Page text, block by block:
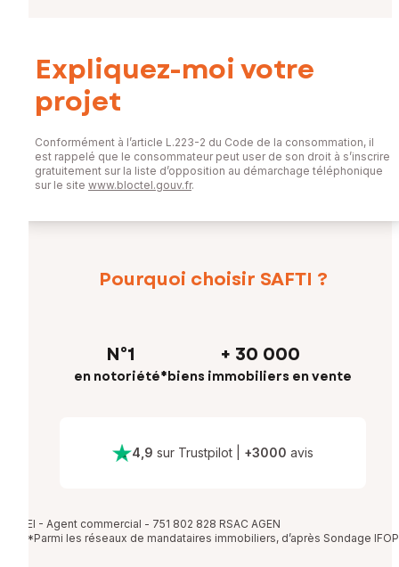
Pourquoi choisir SAFTI ?
N°1
en notoriété*
+ 30 000
biens immobiliers en vente
4,9 sur Trustpilot| +3000 avis
EI - Agent commercial - 751 802 828 RSAC AGEN
*Parmi les réseaux de mandataires immobiliers, d’après Sondage IFOP
Expliquez-moi votre
projet
Conformément à l’article L.223-2 du Code de la consommation, il
est rappelé que le consommateur peut user de son droit à s’inscrire
gratuitement sur la liste d’opposition au démarchage téléphonique
sur le site www.bloctel.gouv.fr.